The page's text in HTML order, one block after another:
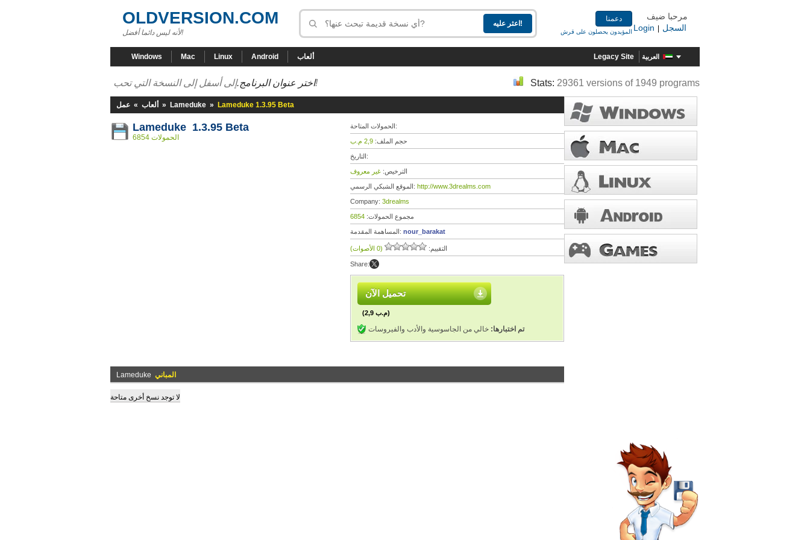
OLDVERSION.COM
لأنه ليس دائما أفضل!
دعمنا
المؤيدون يحصلون على قرش
مرحبا ضيف
Login
السجل
Windows Mac Linux Android ألعاب Legacy Site العربية
اختر عنوان البرنامج.إلى أسفل إلى النسخة التي تحب! Stats: 29361 versions of 1949 programs
ألعاب » عمل » Lameduke » Lameduke 1.3.95 Beta
Lameduke 1.3.95 Beta
6854 الحمولات
الحمولات المتاحة:
حجم الملف: 2,9 م.ب
التاريخ:
الترخيص: غير معروف
الموقع الشبكي الرسمي: http://www.3drealms.com
Company: 3drealms
مجموع الحمولات: 6854
المساهمة المقدمة: nour_barakat
التقييم: (0 الأصوات)
Share:
تحميل الآن
(2,9 م.ب)
تم اختبارها: خالي من الجاسوسية والأدب والفيروسات
Lameduke المباني
لا توجد نسخ أخرى متاحة